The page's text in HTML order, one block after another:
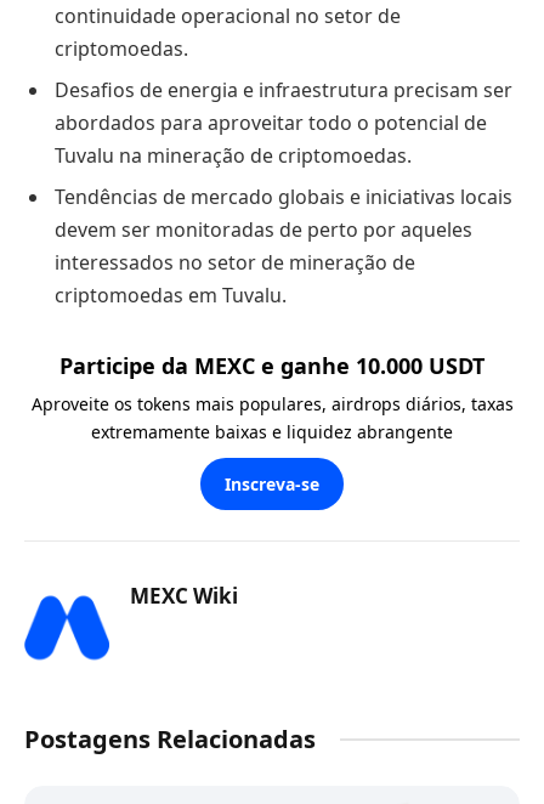
continuidade operacional no setor de
criptomoedas.
Desafios de energia e infraestrutura precisam ser
abordados para aproveitar todo o potencial de
Tuvalu na mineração de criptomoedas.
Tendências de mercado globais e iniciativas locais
devem ser monitoradas de perto por aqueles
interessados no setor de mineração de
criptomoedas em Tuvalu.
Participe da MEXC e ganhe 10.000 USDT
Aproveite os tokens mais populares, airdrops diários, taxas
extremamente baixas e liquidez abrangente
Inscreva-se
MEXC Wiki
Postagens Relacionadas